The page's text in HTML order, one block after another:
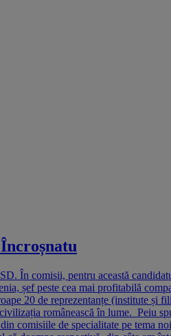
În comisii, pentru această
șef peste cea mai profitabilă
20 de reprezentanțe (institute și
românească în lume. Peiu
comisiile de specialitate pe tema